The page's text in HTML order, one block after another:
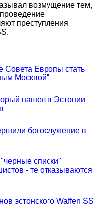
возмущение тем,
преступления
Совета Европы стать
Москвой"
нашел в Эстонии
богослужение в
списки"
- те отказываются
эстонского Waffen SS